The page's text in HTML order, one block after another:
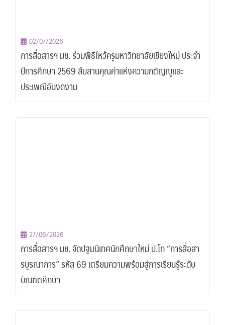
02/07/2026
การสื่อสารฯ มช. ร่วมพิธีไหว้ครูมหาวิทยาลัยเชียงใหม่ ประจำ
ปีการศึกษา 2569 สืบสานคุณค่าแห่งความกตัญญูและ
ประเพณีอันงดงาม
27/06/2026
การสื่อสารฯ มช. จัดปฐมนิเทศนักศึกษาใหม่ ป.โท “การสื่อสา
รบูรณาการ” รหัส 69 เตรียมความพร้อมสู่การเรียนรู้ระดับ
บัณฑิตศึกษา